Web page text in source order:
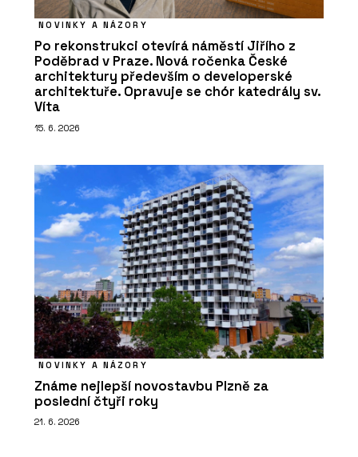
NOVINKY A NÁZORY
Po rekonstrukci otevírá náměstí Jiřího z
Poděbrad v Praze. Nová ročenka České
architektury především o developerské
architektuře. Opravuje se chór katedrály sv.
Víta
15. 6. 2026
NOVINKY A NÁZORY
Známe nejlepší novostavbu Plzně za
poslední čtyři roky
21. 6. 2026